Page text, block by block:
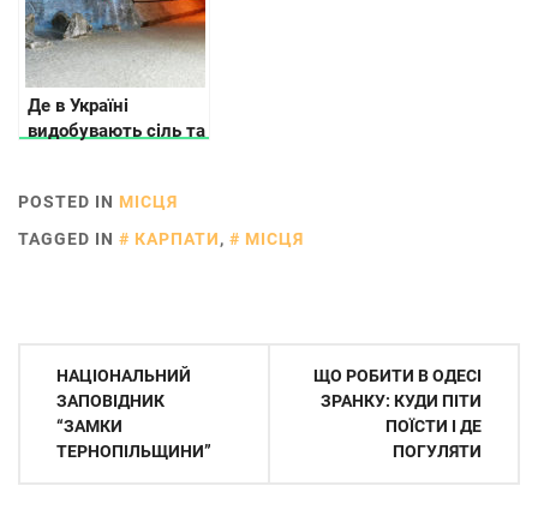
Де в Україні
видобувають сіль та
POSTED IN МІСЦЯ
TAGGED IN
КАРПАТИ, МІСЦЯ
Навігація
записів
НАЦІОНАЛЬНИЙ
ЗАПОВІДНИК
“ЗАМКИ
ТЕРНОПІЛЬЩИНИ”
ЩО РОБИТИ В ОДЕСІ
ЗРАНКУ: КУДИ ПІТИ
ПОЇСТИ І ДЕ
ПОГУЛЯТИ